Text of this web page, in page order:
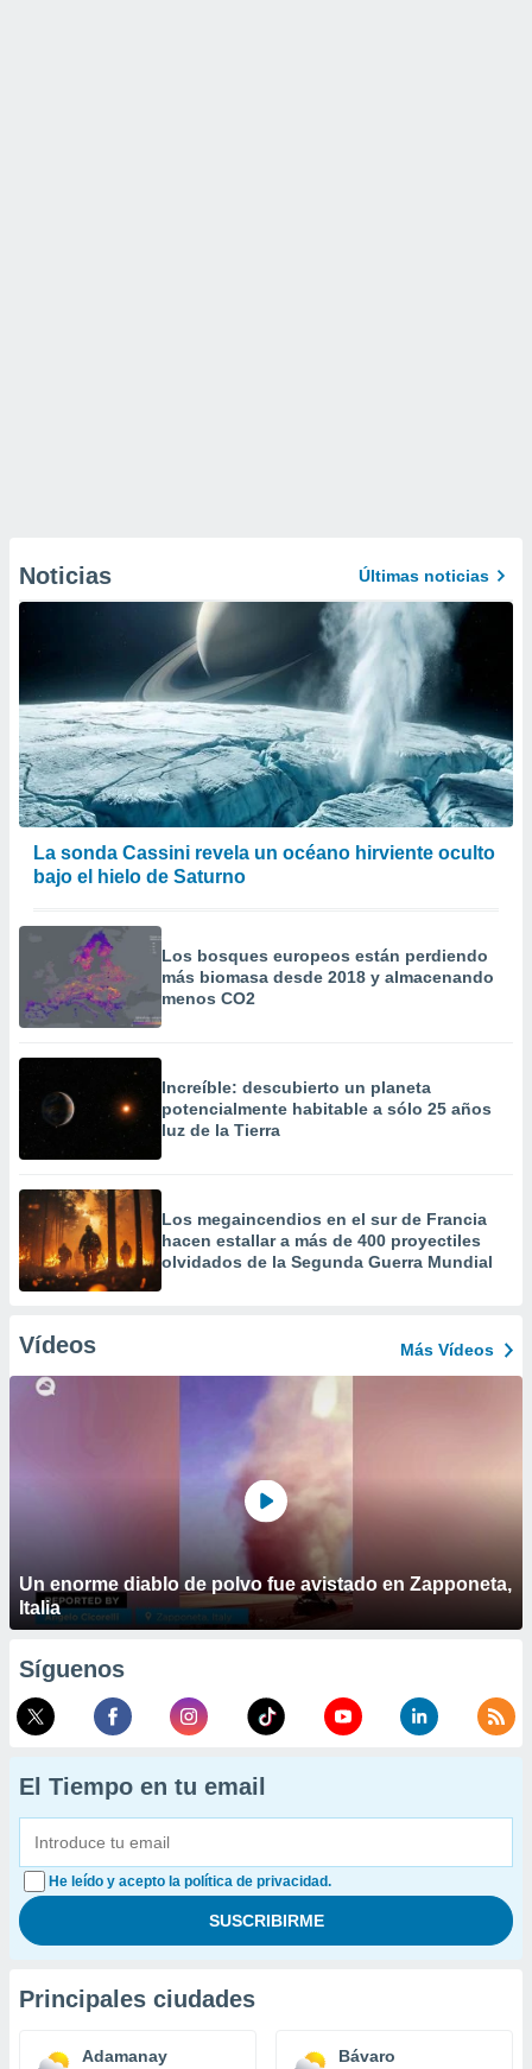
Noticias Últimas noticias
La sonda Cassini revela un océano hirviente oculto
bajo el hielo de Saturno
Los bosques europeos están perdiendo
más biomasa desde 2018 y almacenando
menos CO2
Increíble: descubierto un planeta
potencialmente habitable a sólo 25 años
luz de la Tierra
Los megaincendios en el sur de Francia
hacen estallar a más de 400 proyectiles
olvidados de la Segunda Guerra Mundial
Vídeos Más Vídeos
Un enorme diablo de polvo fue avistado en Zapponeta,
Italia
Síguenos
El Tiempo en tu email
He leído y acepto la política de privacidad.
Principales ciudades
Adamanay Bávaro